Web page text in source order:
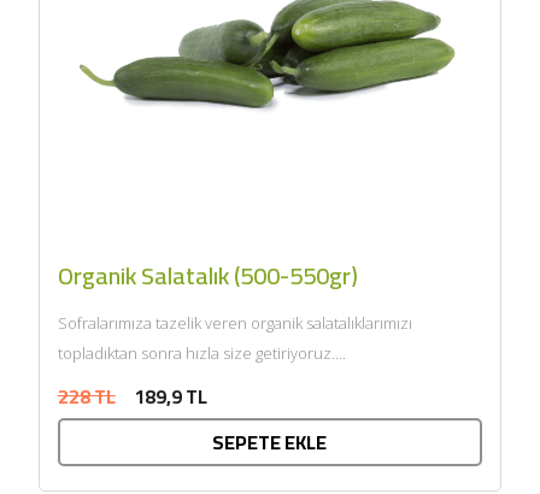
Organik Salatalık (500-550gr)
Sofralarımıza tazelik veren organik salatalıklarımızı
topladıktan sonra hızla size getiriyoruz....
228 TL 189,9 TL
SEPETE EKLE